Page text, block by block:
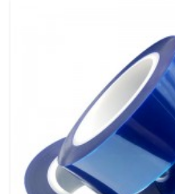
260℃-300℃, o que fornece
isolamento térmico durante
de componentes eletrônicos.
Nosso filme de aerogel de
térmica muito baixa e
o que pode resolver o
produtos de consumo em
proteção de isolamento
fracos resistentes ao
controlar e alterar a direção
melhorar o desempenho e